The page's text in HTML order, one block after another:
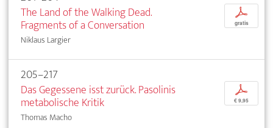
The Land of the Walking Dead.
Fragments of a Conversation
Niklaus Largier
p
gratis
205–217
Das Gegessene isst zurück. Pasolinis
metabolische Kritik
Thomas Macho
p
€ 9,95